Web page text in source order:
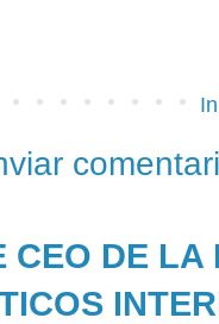
CEO DE LA